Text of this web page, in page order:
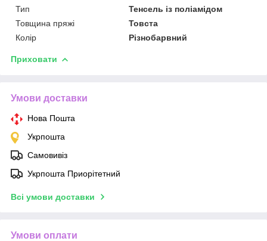
Тип
Тенсель із поліамідом
Товщина пряжі
Товста
Колір
Різнобарвний
Приховати
Умови доставки
Нова Пошта
Укрпошта
Самовивіз
Укрпошта Приорітетний
Всі умови доставки
Умови оплати